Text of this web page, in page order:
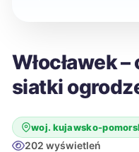
Włocławek
siatki
woj. kujawsko-
202 wyświetleń